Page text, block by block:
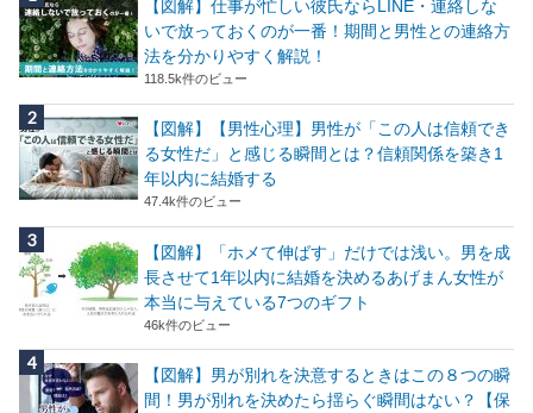
【図解】仕事が忙しい彼氏ならLINE・連絡しな
いで放っておくのが一番！期間と男性との連絡方
法を分かりやすく解説！
118.5k件のビュー
【図解】【男性心理】男性が「この人は信頼でき
る女性だ」と感じる瞬間とは？信頼関係を築き1
年以内に結婚する
47.4k件のビュー
【図解】「ホメて伸ばす」だけでは浅い。男を成
長させて1年以内に結婚を決めるあげまん女性が
本当に与えている7つのギフト
46k件のビュー
【図解】男が別れを決意するときはこの８つの瞬
間！男が別れを決めたら揺らぐ瞬間はない？【保